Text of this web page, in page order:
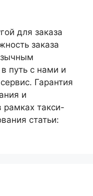
для заказа
заказа
путь с нами и
Гарантия
и
рамках такси-
статьи: